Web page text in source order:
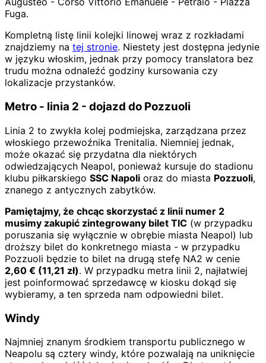
Fuga.
Kompletną listę linii kolejki linowej wraz z rozkładami
znajdziemy na tej stronie. Niestety jest dostępna jedynie
w języku włoskim, jednak przy pomocy translatora bez
trudu można odnaleźć godziny kursowania czy
lokalizacje przystanków.
Metro - linia 2 - dojazd do Pozzuoli
Linia 2 to zwykła kolej podmiejska, zarządzana przez
włoskiego przewoźnika Trenitalia. Niemniej jednak,
może okazać się przydatna dla niektórych
odwiedzających Neapol, ponieważ kursuje do stadionu
klubu piłkarskiego SSC Napoli oraz do miasta Pozzuoli,
znanego z antycznych zabytków.
Pamiętajmy, że chcąc skorzystać z linii numer 2
musimy zakupić zintegrowany bilet TIC (w przypadku
poruszania się wyłącznie w obrębie miasta Neapol) lub
droższy bilet do konkretnego miasta - w przypadku
Pozzuoli będzie to bilet na drugą stefę NA2 w cenie
2,60 € (11,21 zł). W przypadku metra linii 2, najłatwiej
jest poinformować sprzedawcę w kiosku dokąd się
wybieramy, a ten sprzeda nam odpowiedni bilet.
Windy
Najmniej znanym środkiem transportu publicznego w
Neapolu są cztery windy, które pozwalają na uniknięcie